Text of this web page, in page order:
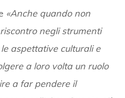
«Anche quando non
negli strumenti
aspettative culturali e
a loro volta un ruolo
a far pendere il